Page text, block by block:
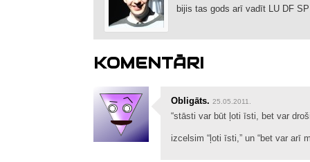
bijis tas gods arī vadīt LU DF
KOMENTĀRI
Obligāts. 25.05.2011.
“stāsti var būt ļoti īsti, bet var
izcelsim “ļoti īsti,” un “bet var arī